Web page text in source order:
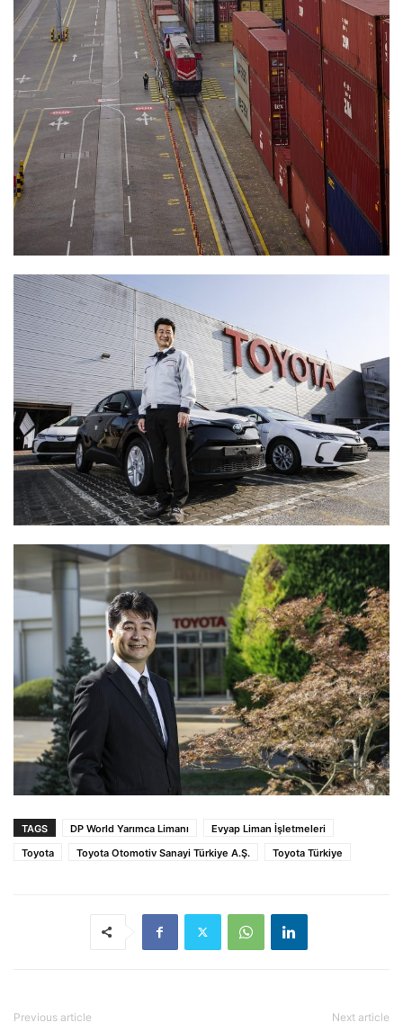
TAGS DP World Yarımca Limanı
Evyap Liman İşletmeleri
Toyota
Toyota Otomotiv Sanayi Türkiye A.Ş. Toyota Türkiye
Previous article Next article